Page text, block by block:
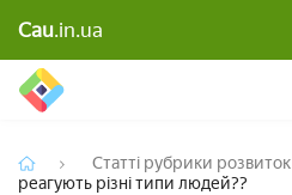
Cau.in.uaлюдей??
Статті рубрики розвиток
реагують різні типи людей??